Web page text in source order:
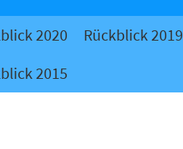
2020 Rückblick 2019
2015